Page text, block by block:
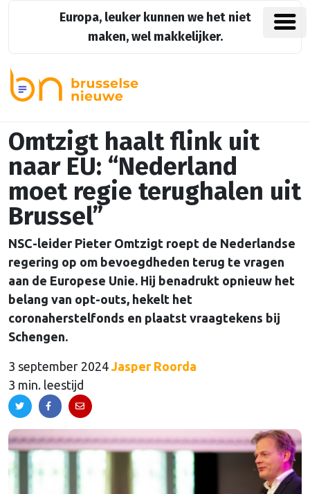
Europa, leuker kunnen we het niet
maken, wel makkelijker.
Omtzigt haalt flink uit
naar EU: “Nederland
moet regie terughalen uit
Brussel”
NSC-leider Pieter Omtzigt roept de Nederlandse
regering op om bevoegdheden terug te vragen
aan de Europese Unie. Hij benadrukt opnieuw het
belang van opt-outs, hekelt het
coronaherstelfonds en plaatst vraagtekens bij
Schengen.
3 september 2024 Jasper Roorda
3 min. leestijd